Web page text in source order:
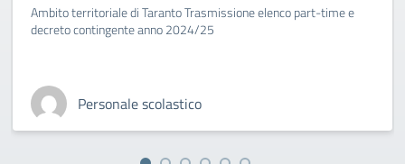
Ambito territoriale di Taranto Trasmissione elenco part-time e
decreto contingente anno 2024/25
Personale scolastico